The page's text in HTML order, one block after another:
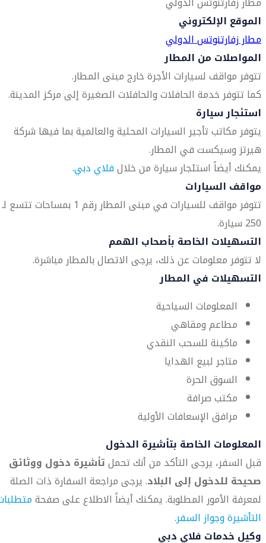
الموقع الإلكتروني
مطار زفارتنوتس الدولي
المواصلات من المطار
تتوفر مواقف لسيارات الأجرة خارج مبنى المطار.
كما تتوفر خدمة الحافلات والحافلات الصغيرة إلى مركز المدينة.
استئجار سيارة
يتوفر مكاتب تأجير السيارات المحلية والعالمية بما فيها شركة
هيرتز وسيكست في المطار.
يمكنك أيضاً استئجار سيارة من خلالفلاي دبي.
مواقف السيارات
تتوفر مواقف للسيارات في مبنى المطار رقم 1 بمساحات تتسع لـ
250 سيارة.
التسهيلات الخاصة بأصحاب الهمم
لا تتوفر معلومات عن ذلك، يرجى الاتصال بالمطار مباشرة.
التسهيلات في المطار
المعلومات السياحية
مطاعم ومقاهي
ماكينة للسحب النقدي
متاجر لبيع الهدايا
السوق الحرة
مكتب صرافة
مرافق الإسعافات الأولية
المعلومات الخاصة بتأشيرة الدخول
قبل السفر، يرجى التأكد من أنك تحملتأشيرة دخول ووثائق
صحيحة للدخول إلى البلاد. يرجى مراجعة السفارة ذات الصلة
لمعرفة الأمور المطلوبة. يمكنك أيضاً الاطلاع على صفحة
التأشيرة وجواز السفر.
وكيل خدمات فلاي دبي